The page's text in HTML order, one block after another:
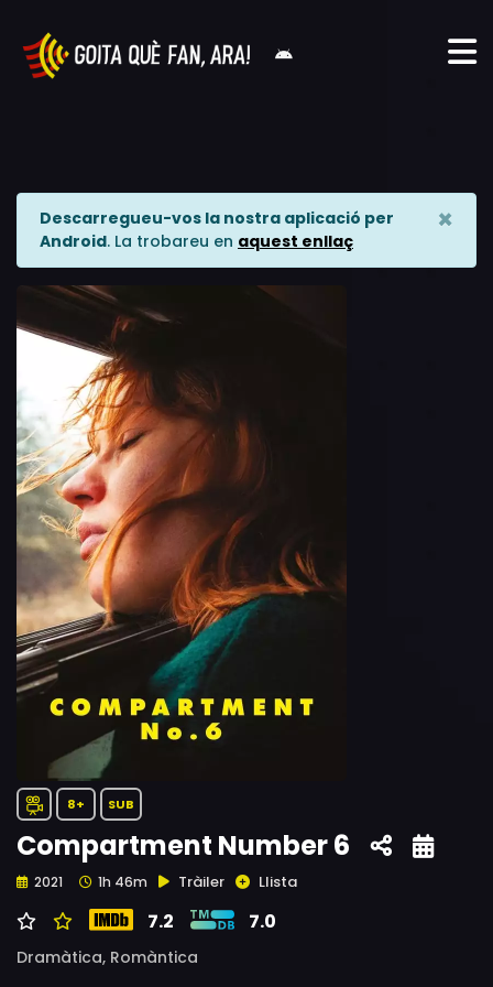
Descarregueu-vos la nostra aplicació per
Android. La trobareu en aquest enllaç
×
8+ SUB
Compartment Number 6
2021 1h 46m Tràiler Llista
7.2 7.0
Dramàtica, Romàntica